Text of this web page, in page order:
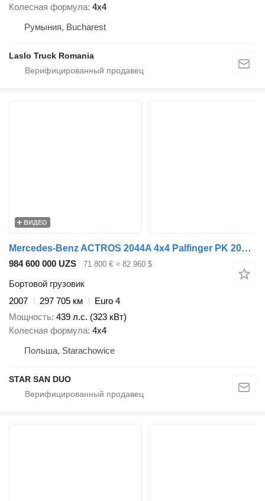
Колесная формула 4x4
Румыния, Bucharest
Laslo Truck Romania
ВИДЕО
Mercedes-Benz ACTROS 2044A 4x4 Palfinger PK 20002 hds Crane
984 600 000 UZS 71 800 € ≈ 82 960 $
Бортовой грузовик
2007
297 705 км
Euro 4
Мощность 439 л.с. (323 кВт)
Колесная формула 4x4
Польша, Starachowice
STAR SAN DUO